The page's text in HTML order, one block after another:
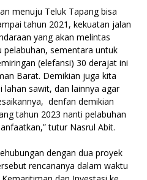
menuju Teluk Tapang bisa
tahun 2021, kekuatan jalan
yang akan melintas
sementara untuk
(elefansi) 30 derajat ini
Barat. Demikian juga kita
sawit, dan lainnya agar
denfan demikian
tahun 2023 nanti pelabuhan
tutur Nasrul Abit.
dengan dua proyek
rencananya dalam waktu